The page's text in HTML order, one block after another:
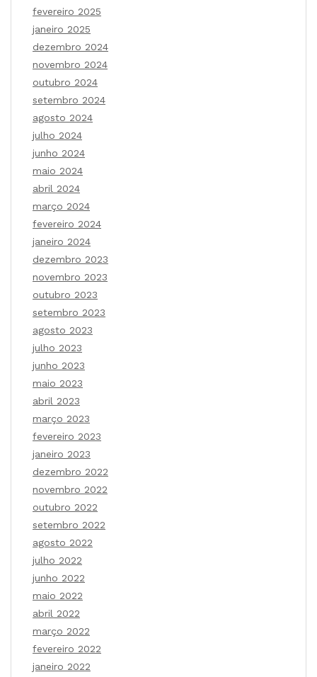
fevereiro 2025
janeiro 2025
dezembro 2024
novembro 2024
outubro 2024
setembro 2024
agosto 2024
julho 2024
junho 2024
maio 2024
abril 2024
março 2024
fevereiro 2024
janeiro 2024
dezembro 2023
novembro 2023
outubro 2023
setembro 2023
agosto 2023
julho 2023
junho 2023
maio 2023
abril 2023
março 2023
fevereiro 2023
janeiro 2023
dezembro 2022
novembro 2022
outubro 2022
setembro 2022
agosto 2022
julho 2022
junho 2022
maio 2022
abril 2022
março 2022
fevereiro 2022
janeiro 2022